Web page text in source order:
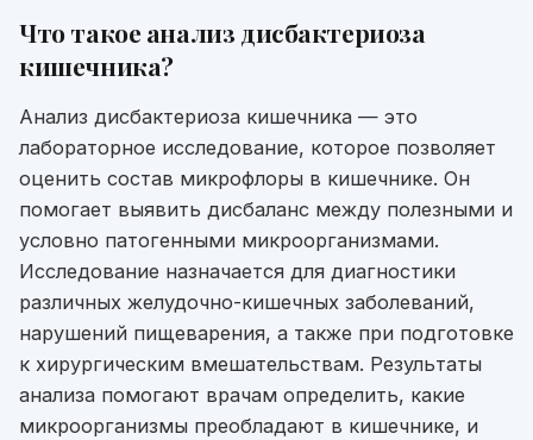
Что такое анализ дисбактериоза
кишечника?
Анализ дисбактериоза кишечника — это
лабораторное исследование, которое позволяет
оценить состав микрофлоры в кишечнике. Он
помогает выявить дисбаланс между полезными и
условно патогенными микроорганизмами.
Исследование назначается для диагностики
различных желудочно-кишечных заболеваний,
нарушений пищеварения, а также при подготовке
к хирургическим вмешательствам. Результаты
анализа помогают врачам определить, какие
микроорганизмы преобладают в кишечнике, и